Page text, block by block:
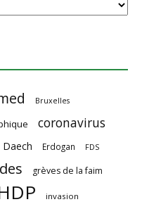
Bruxelles
coronavirus
Daech Erdogan FDS
grèves de la faim
invasion